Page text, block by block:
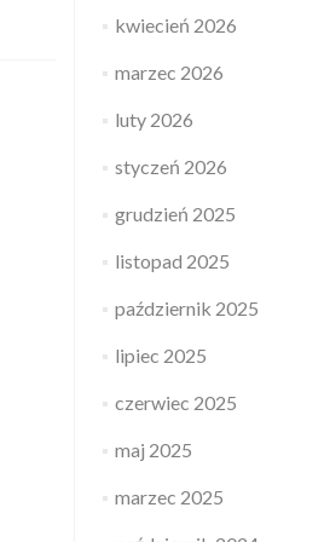
kwiecień 2026
marzec 2026
luty 2026
styczeń 2026
grudzień 2025
listopad 2025
październik 2025
lipiec 2025
czerwiec 2025
maj 2025
marzec 2025